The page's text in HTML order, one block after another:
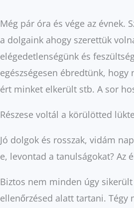
Még pár óra és vége az
a dolgaink ahogy szerettük
elégedetlenségünk és
egészségesen ébredtünk,
ért minket elkerült stb. A sor
Részese voltál a körülötted
Jó dolgok és rosszak, vidám
e, levontad a tanulságokat? Az
Biztos nem minden úgy
ellenőrzésed alatt tartani.